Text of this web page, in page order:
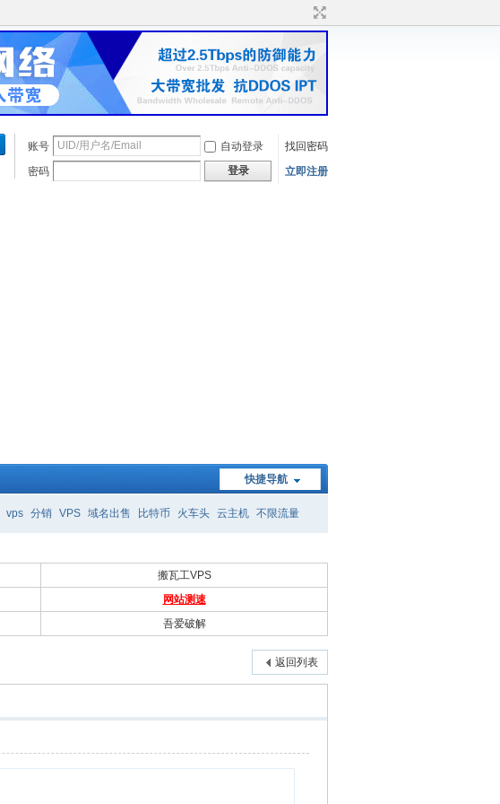
账号 自动登录
找回密码
密码
登录 立即注册
快捷导航
vps 分销 VPS 域名出售 比特币 火车头 云主机 不限流量
搬瓦工VPS
网站测速
吾爱破解
返回列表